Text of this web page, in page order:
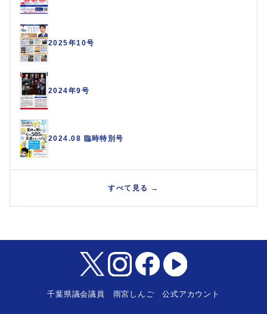
2025年10号
2024年9号
2024.08 臨時特別号
すべて見る →
千葉県議会議員 雨宮しんご 公式アカウント